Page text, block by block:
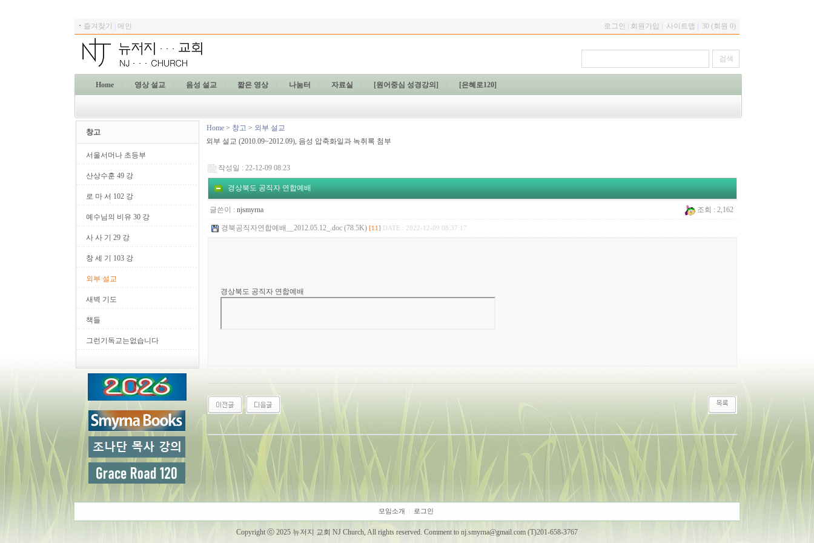
ㆍ 즐겨찾기 메인 로그인 회원가입 사이트맵 30 (회원 0)
Home 영상 설교 음성 설교 짧은 영상 나눔터 자료실 [원어중심 성경강의] [은혜로120]
창고
서울서머나 초등부
산상수훈 49 강
로 마 서 102 강
예수님의 비유 30 강
사 사 기 29 강
창 세 기 103 강
외부 설교
새벽 기도
책들
그런기독교는없습니다
Home > 창고 > 외부 설교
외부 설교 (2010.09~2012.09), 음성 압축화일과 녹취록 첨부
작성일 : 22-12-09 08:23
경상북도 공직자 연합예배
글쓴이 : njsmyrna 조회 : 2,162
경북공직자연합예배__2012.05.12_.doc (78.5K) [11] DATE : 2022-12-09 08:37:17
경상북도 공직자 연합예배
모임소개 로그인
Copyright ⓒ 2025 뉴저지 교회 NJ Church, All rights reserved. Comment to nj.smyrna@gmail.com (T)201-658-3767